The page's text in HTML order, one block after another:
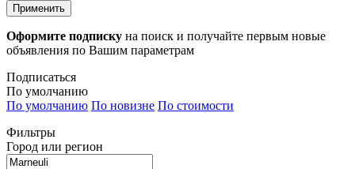
Применить
Оформите подписку на поиск и получайте первым новые
объявления по Вашим параметрам
Подписаться
По умолчанию
По умолчанию По новизне По стоимости
Фильтры
Город или регион